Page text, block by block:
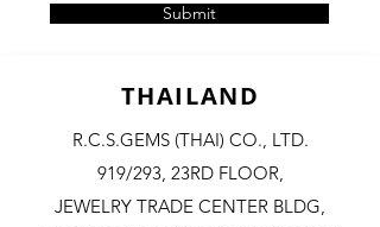
Submit
THAILAND
R.C.S.GEMS (THAI) CO., LTD.
919/293, 23RD FLOOR,
JEWELRY TRADE CENTER BLDG,